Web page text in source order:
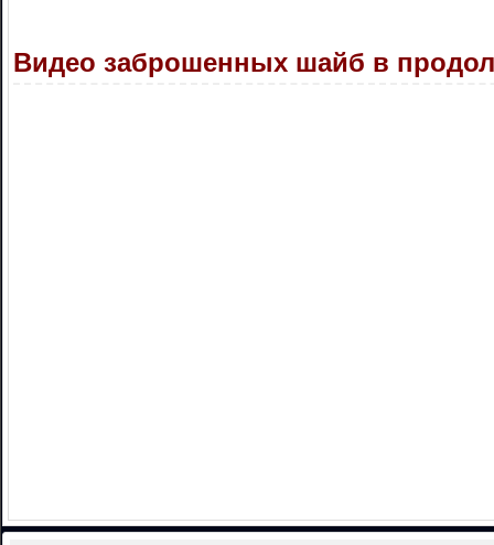
Видео заброшенных шайб в